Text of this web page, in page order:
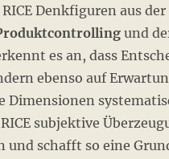
Denkfiguren aus der
und
es an, dass
ebenso auf
Dimensionen
subjektive
und schafft so eine